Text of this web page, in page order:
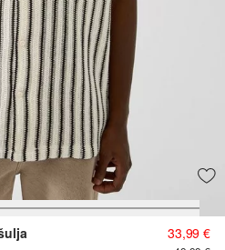
33,99 €